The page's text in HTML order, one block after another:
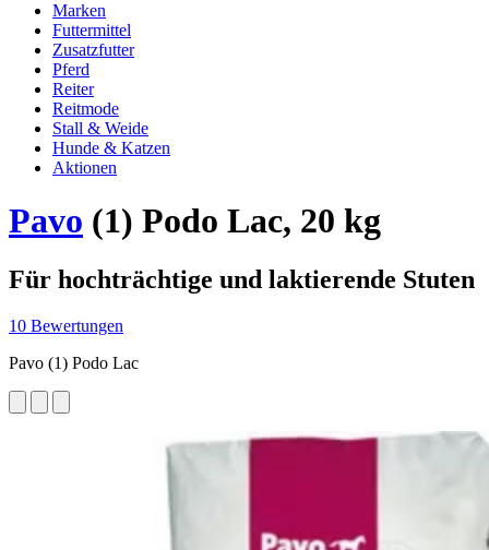
Marken
Futtermittel
Zusatzfutter
Pferd
Reiter
Reitmode
Stall & Weide
Hunde & Katzen
Aktionen
Pavo (1) Podo Lac, 20 kg
Für hochträchtige und laktierende Stuten
10 Bewertungen
Pavo (1) Podo Lac